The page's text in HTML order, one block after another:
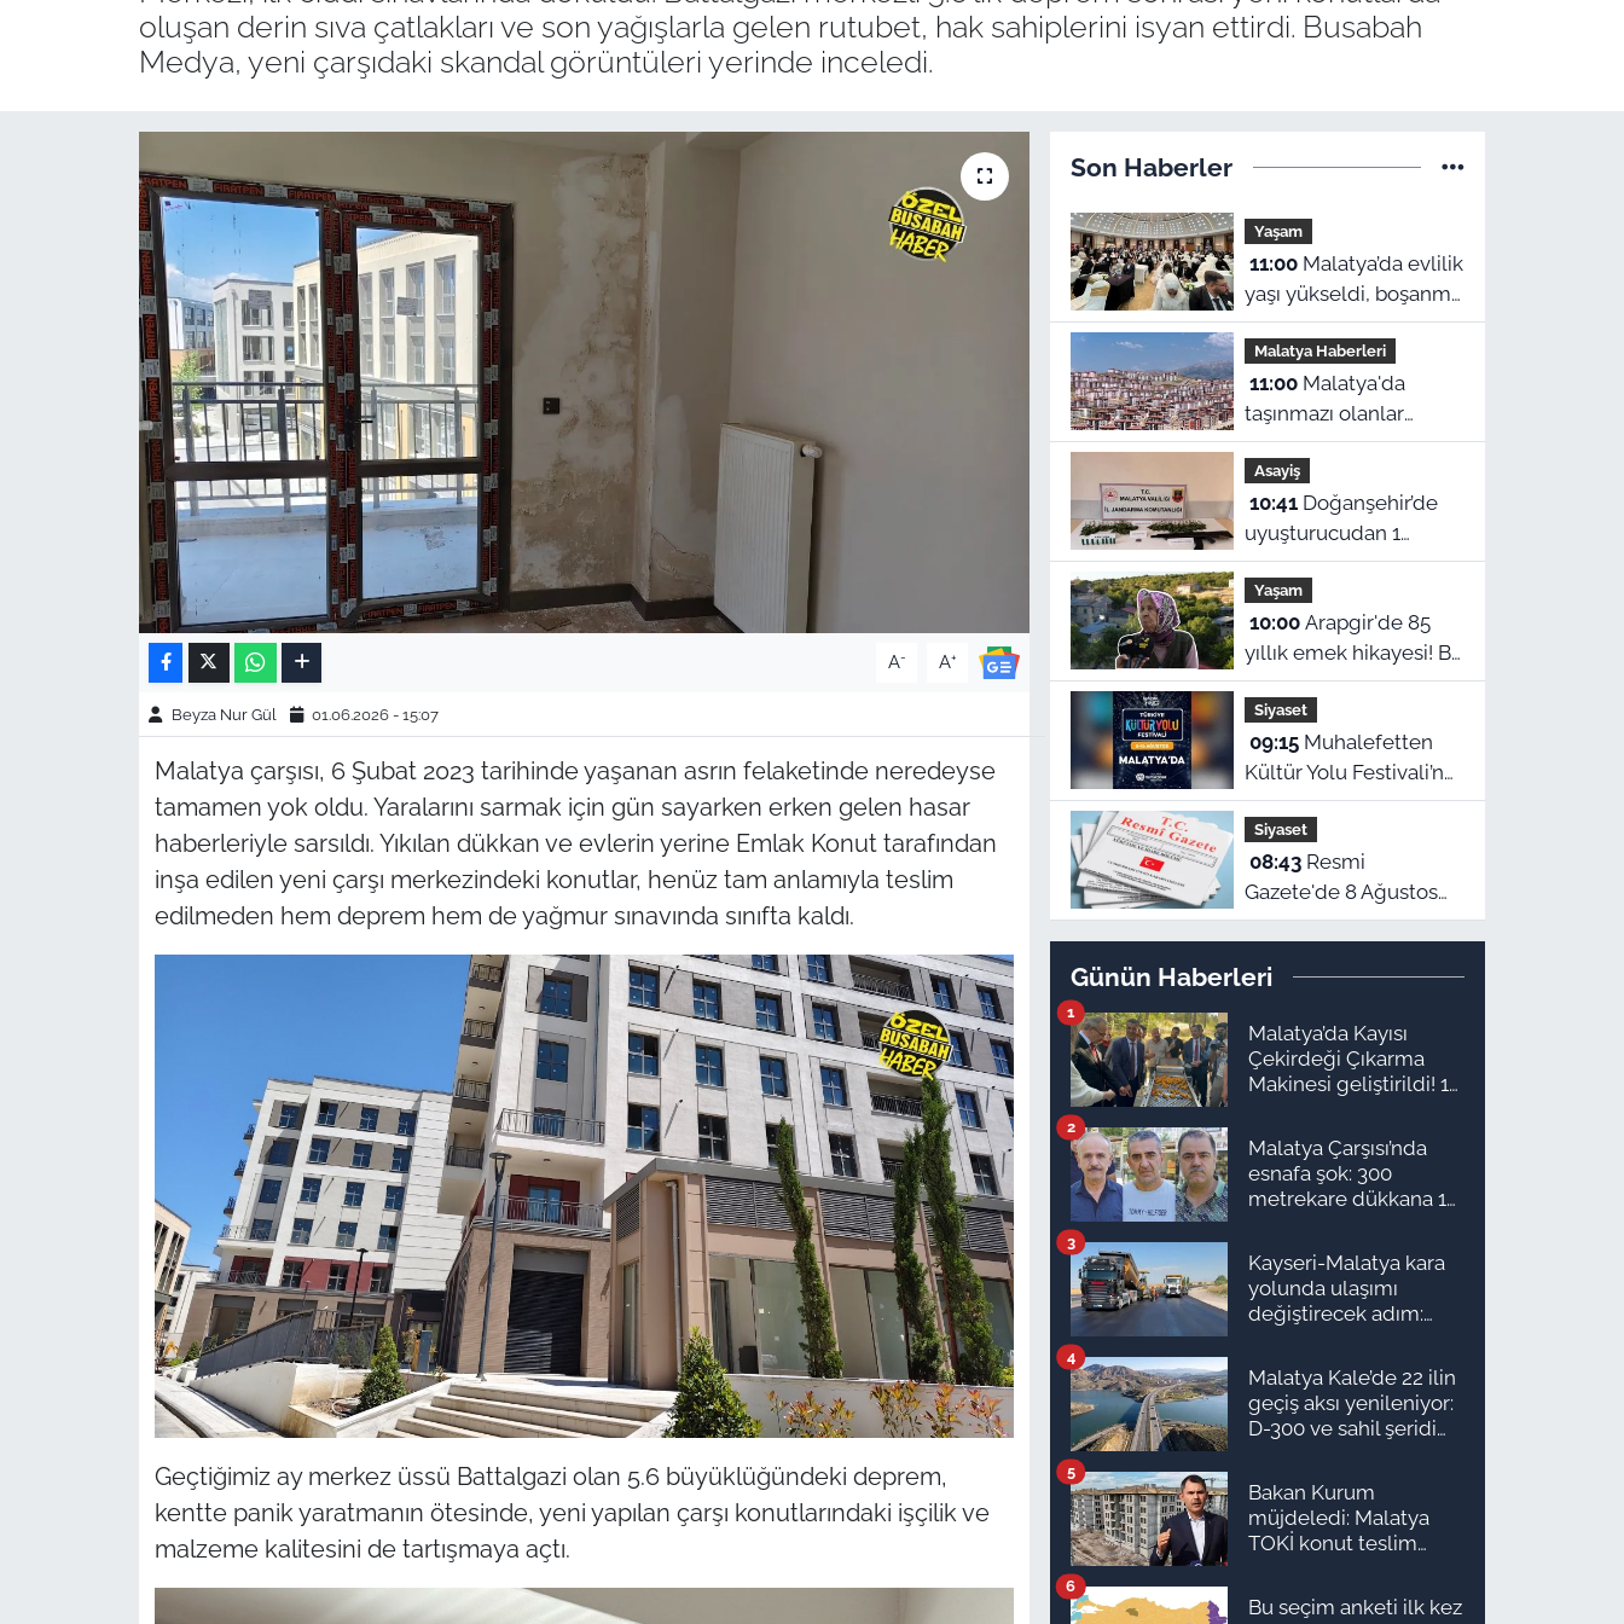
oluşan derin sıva çatlakları ve son yağışlarla gelen rutubet, hak sahiplerini isyan ettirdi. Busabah
Medya, yeni çarşıdaki skandal görüntüleri yerinde inceledi.
A- A+
Beyza Nur Gül 01.06.2026 - 15:07
Malatya çarşısı, 6 Şubat 2023 tarihinde yaşanan asrın felaketinde neredeyse
tamamen yok oldu. Yaralarını sarmak için gün sayarken erken gelen hasar
haberleriyle sarsıldı. Yıkılan dükkan ve evlerin yerine Emlak Konut tarafından
inşa edilen yeni çarşı merkezindeki konutlar, henüz tam anlamıyla teslim
edilmeden hem deprem hem de yağmur sınavında sınıfta kaldı.
Geçtiğimiz ay merkez üssü Battalgazi olan 5.6 büyüklüğündeki deprem,
kentte panik yaratmanın ötesinde, yeni yapılan çarşı konutlarındaki işçilik ve
malzeme kalitesini de tartışmaya açtı.
Son Haberler
Yaşam
11:00Malatya’da evlilik
yaşı yükseldi, boşanma
verileri dikkat çekti
Malatya Haberleri
11:00Malatya'da
taşınmazı olanlar
dikkat! Yeni düzenleme
sonrası gözler 2027
hesaplamalarına
çevrildi
Asayiş
10:41Doğanşehir’de
uyuşturucudan 1
tutuklama
Yaşam
10:00Arapgir'de 85
yıllık emek hikayesi! Bir
ömrü Onar köyüne
adadı
Siyaset
09:15Muhalefetten
Kültür Yolu Festivali’ne
eleştiri
Siyaset
08:43Resmi
Gazete'de 8 Ağustos
yayımlanan kararlar
Günün Haberleri
Malatya’da Kayısı
Çekirdeği Çıkarma
Makinesi geliştirildi! 16
1
Malatya Çarşısı’nda
esnafa şok: 300
metrekare dükkana 1
2
Kayseri-Malatya kara
yolunda ulaşımı
değiştirecek adım:
3
Malatya Kale’de 22 ilin
geçiş aksı yenileniyor:
D-300 ve sahil şeridi
4
Bakan Kurum
müjdeledi: Malatya
TOKİ konut teslim
ilçe ilçe teslimat
5
Bu seçim anketi ilk kez
6